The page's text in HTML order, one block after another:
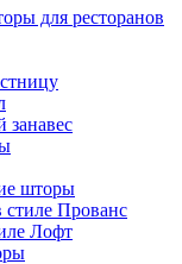
для ресторанов
занавес
шторы
Прованс
Лофт